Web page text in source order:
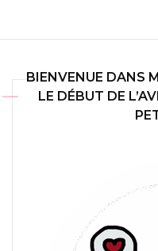
BIENVENUE DANS
LE DÉBUT DE